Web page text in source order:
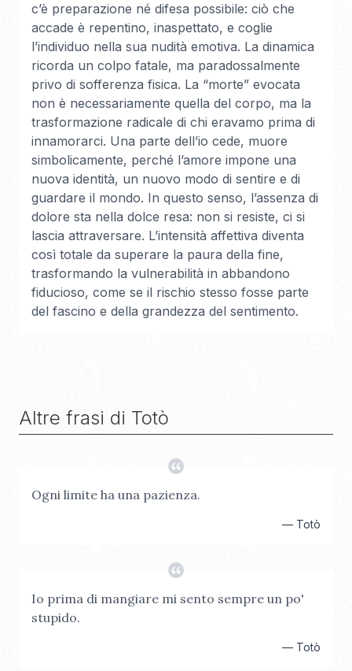
c’è preparazione né difesa possibile: ciò che
accade è repentino, inaspettato, e coglie
l’individuo nella sua nudità emotiva. La dinamica
ricorda un colpo fatale, ma paradossalmente
privo di sofferenza fisica. La “morte” evocata
non è necessariamente quella del corpo, ma la
trasformazione radicale di chi eravamo prima di
innamorarci. Una parte dell’io cede, muore
simbolicamente, perché l’amore impone una
nuova identità, un nuovo modo di sentire e di
guardare il mondo. In questo senso, l’assenza di
dolore sta nella dolce resa: non si resiste, ci si
lascia attraversare. L’intensità affettiva diventa
così totale da superare la paura della fine,
trasformando la vulnerabilità in abbandono
fiducioso, come se il rischio stesso fosse parte
del fascino e della grandezza del sentimento.
Altre frasi di Totò
Ogni limite ha una pazienza.
— Totò
Io prima di mangiare mi sento sempre un po'
stupido.
— Totò